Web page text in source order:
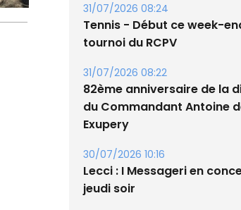
31/07/2026 08:24
Tennis - Début ce week-
tournoi du RCPV
31/07/2026 08:22
82ème anniversaire de la
du Commandant Antoine
Exupery
30/07/2026 10:16
Lecci : I Messageri en
jeudi soir